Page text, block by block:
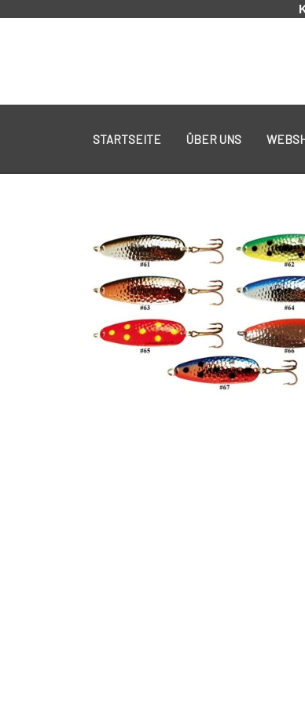
STARTSEITE ÜBER UNS
60 LURES
WESTIN GENNEMLØBERE
KROGE
S.F.G KØ HO 21 G
LONGSHOT KENT ANDERSEN
LANDINGS NET FC
FC
FC
FC